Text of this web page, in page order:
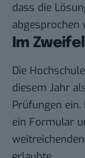
dass die
abgesprochen
Im
Die
diesem Jahr
Prüfungen
ein Formular